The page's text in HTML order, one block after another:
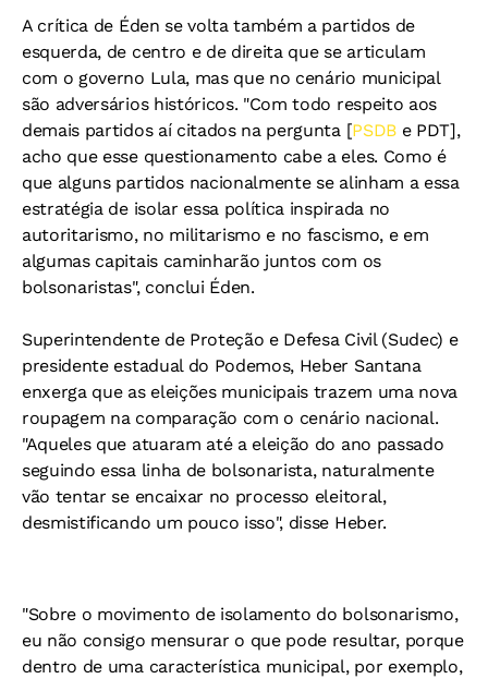
A crítica de Éden se volta também a partidos de
esquerda, de centro e de direita que se articulam
com o governo Lula, mas que no cenário municipal
são adversários históricos. "Com todo respeito aos
demais partidos aí citados na pergunta [PSDBe PDT],
acho que esse questionamento cabe a eles. Como é
que alguns partidos nacionalmente se alinham a essa
estratégia de isolar essa política inspirada no
autoritarismo, no militarismo e no fascismo, e em
algumas capitais caminharão juntos com os
bolsonaristas", conclui Éden.
Superintendente de Proteção e Defesa Civil (Sudec) e
presidente estadual do Podemos, Heber Santana
enxerga que as eleições municipais trazem uma nova
roupagem na comparação com o cenário nacional.
"Aqueles que atuaram até a eleição do ano passado
seguindo essa linha de bolsonarista, naturalmente
vão tentar se encaixar no processo eleitoral,
desmistificando um pouco isso", disse Heber.
"Sobre o movimento de isolamento do bolsonarismo,
eu não consigo mensurar o que pode resultar, porque
dentro de uma característica municipal, por exemplo,